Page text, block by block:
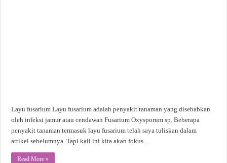
Layu fusarium Layu fusarium adalah penyakit tanaman yang disebabkan
oleh infeksi jamur atau cendawan Fusarium Oxysporum sp. Beberapa
penyakit tanaman termasuk layu fusarium telah saya tuliskan dalam
artikel sebelumnya. Tapi kali ini kita akan fokus …
Read More »